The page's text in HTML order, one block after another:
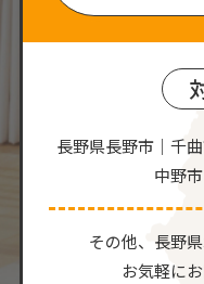
長野県長野市｜千
中野
その他、⻑野
お気軽に